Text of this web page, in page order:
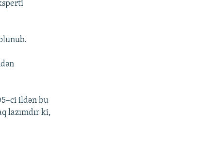
ildən bu
lazımdır ki,